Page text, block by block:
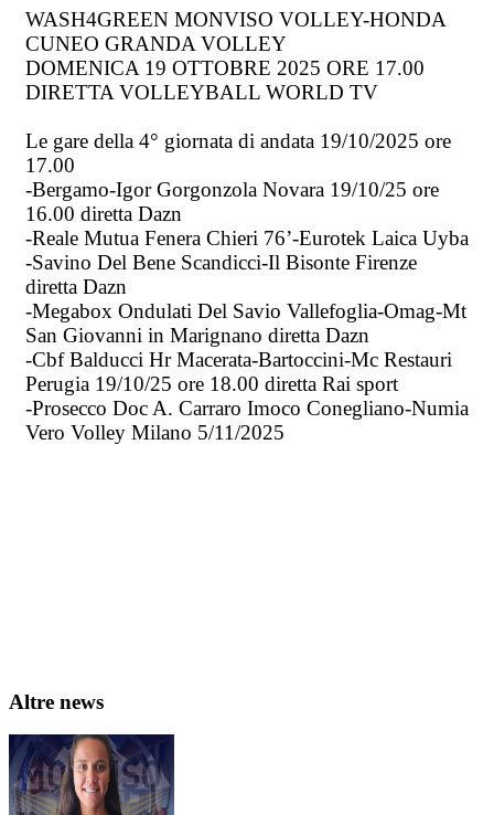
WASH4GREEN MONVISO VOLLEY-HONDA
CUNEO GRANDA VOLLEY
DOMENICA 19 OTTOBRE 2025 ORE 17.00
DIRETTA VOLLEYBALL WORLD TV
Le gare della 4° giornata di andata 19/10/2025 ore
17.00
-Bergamo-Igor Gorgonzola Novara 19/10/25 ore
16.00 diretta Dazn
-Reale Mutua Fenera Chieri 76’-Eurotek Laica Uyba
-Savino Del Bene Scandicci-Il Bisonte Firenze
diretta Dazn
-Megabox Ondulati Del Savio Vallefoglia-Omag-Mt
San Giovanni in Marignano diretta Dazn
-Cbf Balducci Hr Macerata-Bartoccini-Mc Restauri
Perugia 19/10/25 ore 18.00 diretta Rai sport
-Prosecco Doc A. Carraro Imoco Conegliano-Numia
Vero Volley Milano 5/11/2025
Altre news